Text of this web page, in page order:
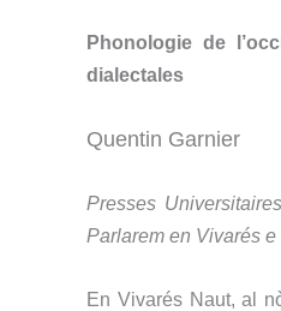
Phonologie de
dialectales
Quentin Garnier
Presses
Parlarem en Vivarés e
En Vivarés Naut, a